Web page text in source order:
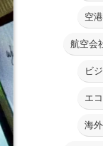
空
航空会
ビ
エ
海